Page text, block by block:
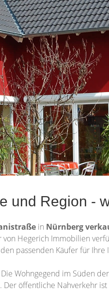
und Region -
in Nürnberg
Hegerich Immobilien
passenden Käufer für Ihre
Wohngegend im Süden
öffentliche Nahverkehr